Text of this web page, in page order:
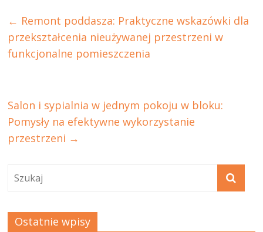
← Remont poddasza: Praktyczne wskazówki dla
przekształcenia nieużywanej przestrzeni w
funkcjonalne pomieszczenia
Salon i sypialnia w jednym pokoju w bloku:
Pomysły na efektywne wykorzystanie
przestrzeni →
Ostatnie wpisy